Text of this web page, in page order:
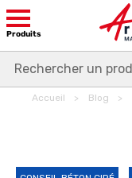
Produits
Accueil Blog